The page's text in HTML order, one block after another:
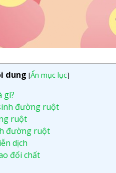
dung [Ẩn mục lục]
gì?
đường ruột
ruột
đường ruột
dịch
đổi chất